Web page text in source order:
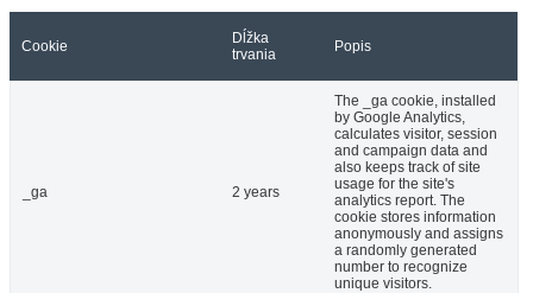
Cookie
Dĺžka
trvania
Popis
_ga 2 years
The _ga cookie, installed
by Google Analytics,
calculates visitor, session
and campaign data and
also keeps track of site
usage for the site's
analytics report. The
cookie stores information
anonymously and assigns
a randomly generated
number to recognize
unique visitors.